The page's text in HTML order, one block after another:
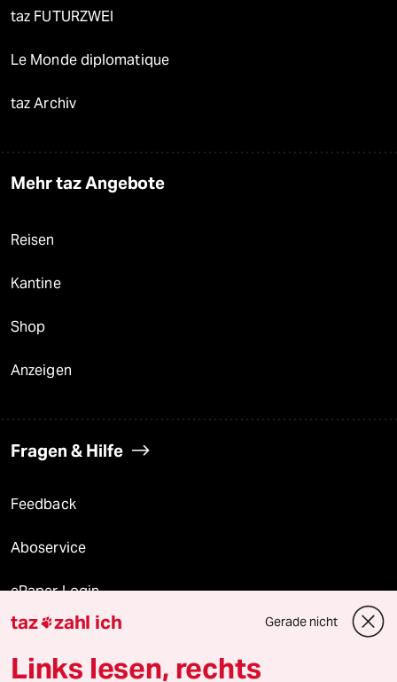
taz FUTURZWEI
Le Monde diplomatique
taz Archiv
Mehr taz Angebote
Reisen
Kantine
Shop
Anzeigen
Fragen & Hilfe
Feedback
Aboservice
ePaper Login
Downloads für Abonnierende
taz zahl ich Gerade nicht
Links lesen, rechts